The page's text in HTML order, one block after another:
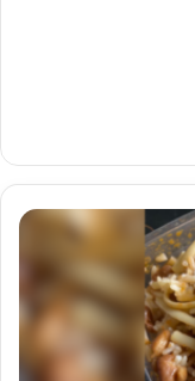
Adolescente
anos
tenta
envenenar
pais